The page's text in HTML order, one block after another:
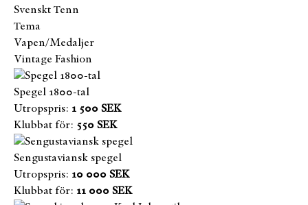
Svenskt Tenn
Tema
Vapen/Medaljer
Vintage Fashion
Spegel 1800-tal
Utropspris: 1 500 SEK
Klubbat för: 550 SEK
Sengustaviansk spegel
Utropspris: 10 000 SEK
Klubbat för: 11 000 SEK